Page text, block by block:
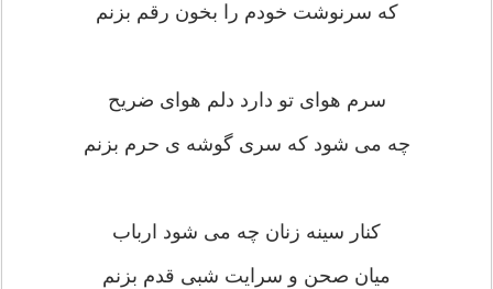
که سرنوشت خودم را بخون رقم بزنم
سرم هوای تو دارد دلم هوای ضریح
چه می شود که سری گوشه ی حرم بزنم
کنار سینه زنان چه می شود ارباب
میان صحن و سرایت شبی قدم بزنم